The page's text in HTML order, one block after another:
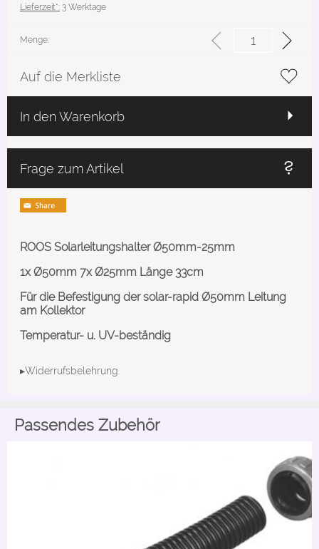
Lieferzeit*: 3 Werktage
Menge:
Auf die Merkliste
In den Warenkorb
Frage zum Artikel
ROOS Solarleitungshalter Ø50mm-25mm
1x Ø50mm 7x Ø25mm Länge 33cm
Für die Befestigung der solar-rapid Ø50mm Leitung
am Kollektor
Temperatur- u. UV-beständig
▸Widerrufsbelehrung
Passendes Zubehör